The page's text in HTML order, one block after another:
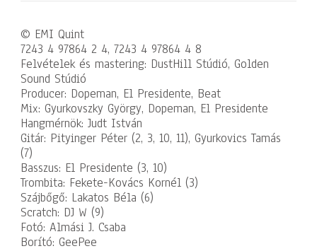
© EMI Quint
7243 4 97864 2 4, 7243 4 97864 4 8
Felvételek és mastering: DustHill Stúdió, Golden
Sound Stúdió
Producer: Dopeman, El Presidente, Beat
Mix: Gyurkovszky György, Dopeman, El Presidente
Hangmérnök: Judt István
Gitár: Pityinger Péter (2, 3, 10, 11), Gyurkovics Tamás
(7)
Basszus: El Presidente (3, 10)
Trombita: Fekete-Kovács Kornél (3)
Szájbőgő: Lakatos Béla (6)
Scratch: DJ W (9)
Fotó: Almási J. Csaba
Borító: GeePee